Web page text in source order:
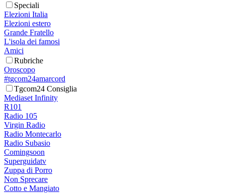
Speciali
Elezioni Italia
Elezioni estero
Grande Fratello
L'isola dei famosi
Amici
Rubriche
Oroscopo
#tgcom24amarcord
Tgcom24 Consiglia
Mediaset Infinity
R101
Radio 105
Virgin Radio
Radio Montecarlo
Radio Subasio
Comingsoon
Superguidatv
Zuppa di Porro
Non Sprecare
Cotto e Mangiato